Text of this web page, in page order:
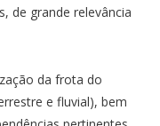
de grande relevância
da frota do
e fluvial), bem